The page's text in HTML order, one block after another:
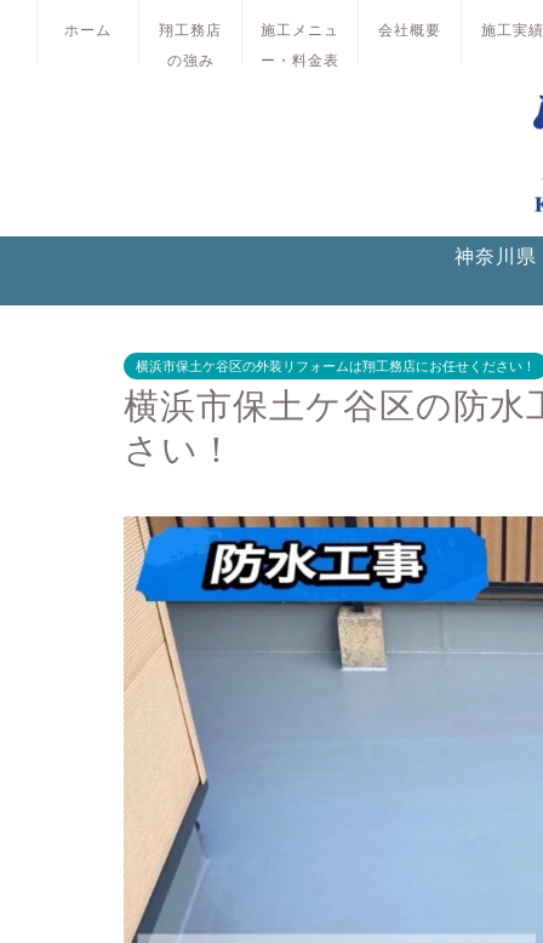
ホーム
翔工務店
の強み
施工メニュ
ー・料金表
会社概要 施工実績
神奈川県
横浜市保土ケ谷区の外装リフォームは翔工務店にお任せください！
横浜市保土ケ谷区の防
さい！